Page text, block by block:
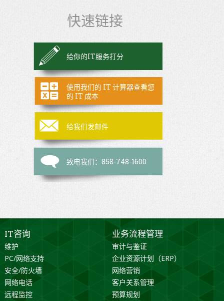
快速链接
给你的IT服务打分
使用我们的 IT 计算器查看您
的 IT 成本
给我们发邮件
致电我们：858-748-1600
IT咨询
维护
PC/网络支持
安全/防火墙
网络电话
远程监控
业务流程管理
审计与鉴证
企业资源计划（ERP）
网络营销
客户关系管理
预算规划